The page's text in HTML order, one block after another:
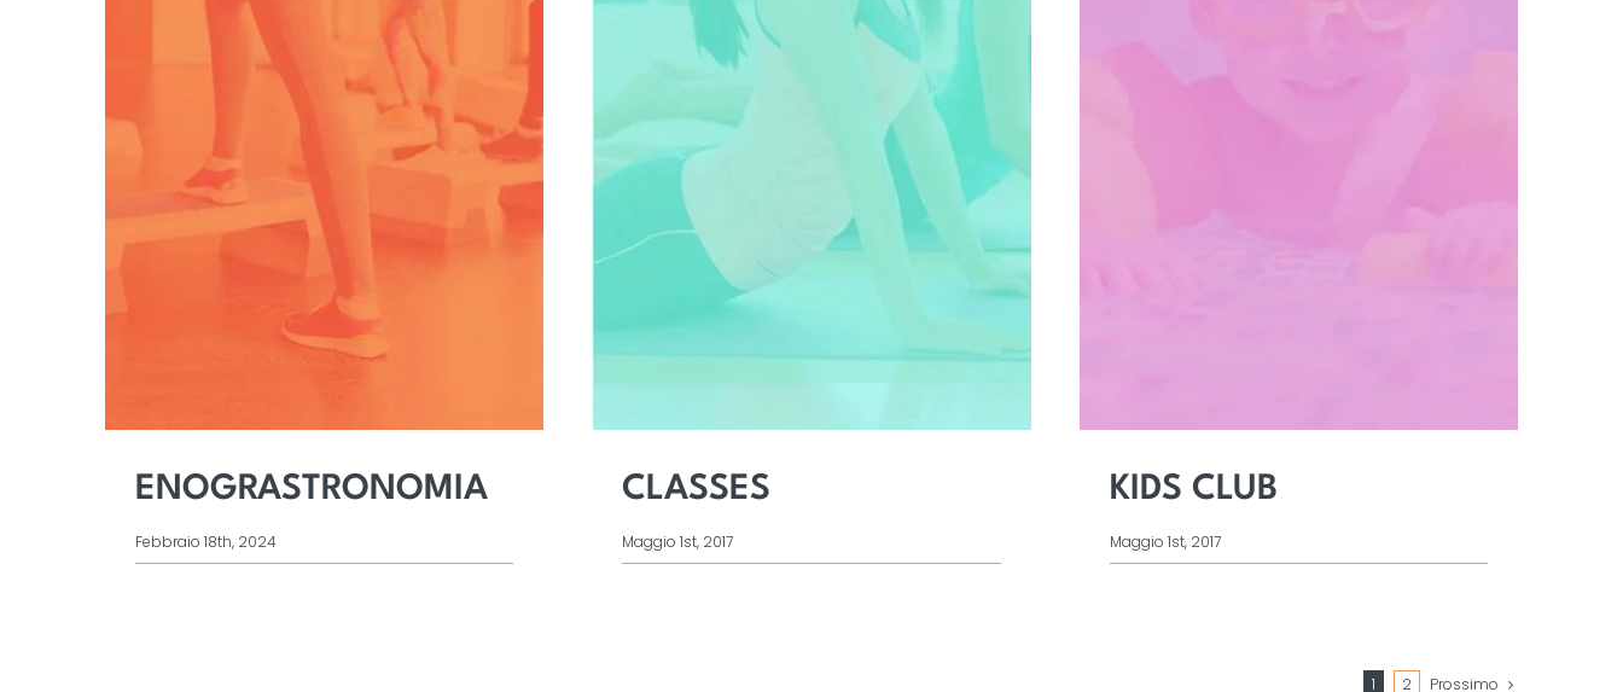
ENOGRASTRONOMIA
Febbraio 18th, 2024
CLASSES
Maggio 1st, 2017
KIDS CLUB
Maggio 1st, 2017
1 2 Prossimo